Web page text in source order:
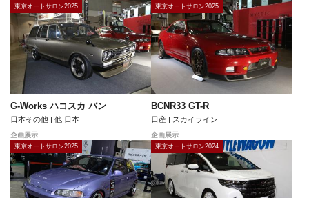
東京オートサロン2025
G-Works ハコスカ バン
日本その他 | 他 日本
企画展示
東京オートサロン2025
BCNR33 GT-R
日産 | スカイライン
企画展示
東京オートサロン2025 東京オートサロン2024